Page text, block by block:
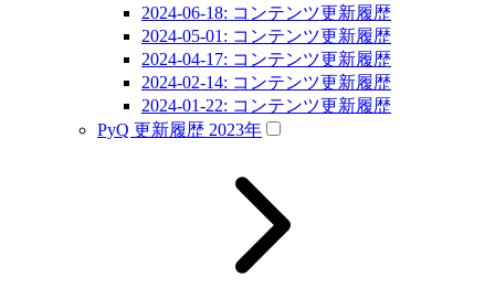
2024-06-18: コンテンツ更新履歴
2024-05-01: コンテンツ更新履歴
2024-04-17: コンテンツ更新履歴
2024-02-14: コンテンツ更新履歴
2024-01-22: コンテンツ更新履歴
PyQ 更新履歴 2023年